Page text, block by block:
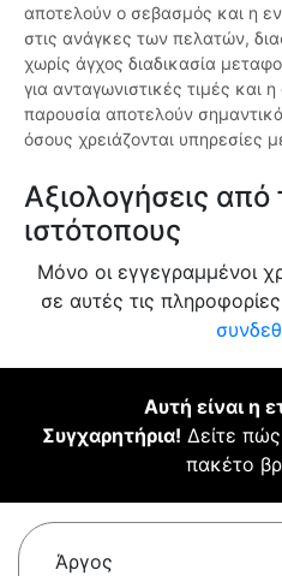
αποτελούν ο σεβασμός και η
στις ανάγκες των πελατών,
χωρίς άγχος διαδικασία
για ανταγωνιστικές τιμές και
παρουσία αποτελούν
όσους χρειάζονται υπηρεσίες
Αξιολογήσεις
ιστότοπους
Μόνο οι εγγεγραμμένοι
σε αυτές τις
Αυτή είναι η
Συγχαρητήρια! Δείτε
πακέτο
Άργος